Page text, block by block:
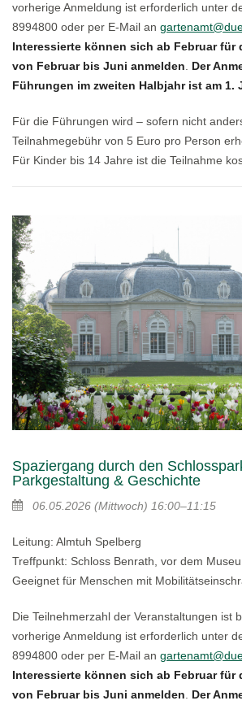
vorherige Anmeldung ist erforderlich unter
8994800 oder per E-Mail an
Interessierte können sich ab Februar für
von Februar bis Juni anmelden
Der
Führungen im zweiten Halbjahr ist am 1.
Für die Führungen wird – sofern nicht
Teilnahmegebühr von 5 Euro pro Person
Für Kinder bis 14 Jahre ist die Teilnahme
Spaziergang durch den
Parkgestaltung & Geschichte
06.05.2026 (Mittwoch) 16:00–11:15
Leitung: Almtuh Spelberg
Treffpunkt: Schloss Benrath, vor dem
Geeignet für Menschen mit
Die Teilnehmerzahl der Veranstaltungen ist
vorherige Anmeldung ist erforderlich unter
8994800 oder per E-Mail an
Interessierte können sich ab Februar für
von Februar bis Juni anmelden. Der